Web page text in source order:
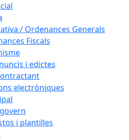
/ Ordenances Generals
Fiscals
i edictes
electròniques
i plantilles